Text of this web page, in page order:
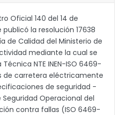
Oficial 140 del 14 de
publicó la resolución 17638
de Calidad del Ministerio de
mediante la cual se
NTE INEN-ISO 6469-
de carretera eléctricamente
de seguridad -
Seguridad Operacional del
contra fallas (ISO 6469-